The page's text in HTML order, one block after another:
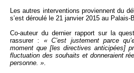
Les autres interventions proviennent du
s’est déroulé le 21 janvier 2015 au Palais-
Co-auteur du dernier rapport sur la
rassurer : « C’est justement parce
moment que [les directives anticipées]
fluctuation des souhaits et donneraient
personne. »